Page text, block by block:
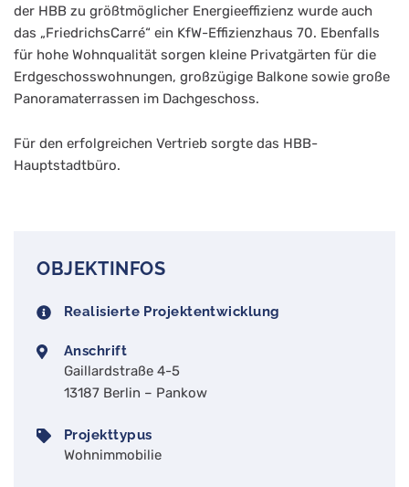
der HBB zu größtmöglicher Energieeffizienz wurde auch
das „FriedrichsCarré“ ein KfW-Effizienzhaus 70. Ebenfalls
für hohe Wohnqualität sorgen kleine Privatgärten für die
Erdgeschosswohnungen, großzügige Balkone sowie große
Panoramaterrassen im Dachgeschoss.
Für den erfolgreichen Vertrieb sorgte das HBB-
Hauptstadtbüro.
OBJEKTINFOS
Realisierte Projektentwicklung
Anschrift
Gaillardstraße 4-5
13187 Berlin – Pankow
Projekttypus
Wohnimmobilie